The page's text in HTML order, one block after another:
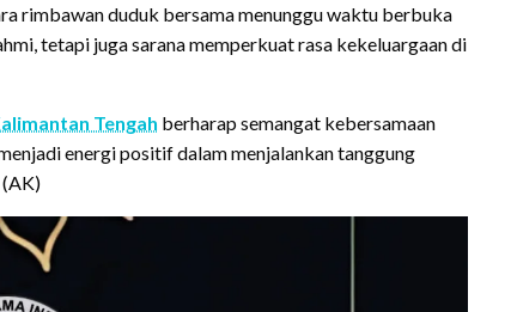
rimbawan duduk bersama menunggu waktu berbuka
tetapi juga sarana memperkuat rasa kekeluargaan di
Tengah berharap semangat kebersamaan
energi positif dalam menjalankan tanggung
(AK)